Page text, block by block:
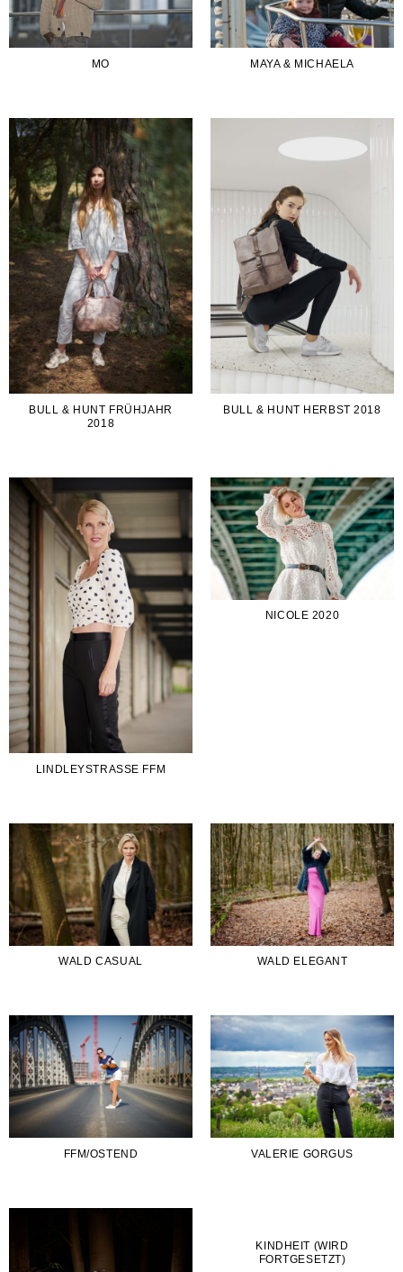
MO MAYA & MICHAELA
BULL & HUNT FRÜHJAHR
2018
BULL & HUNT HERBST 2018
LINDLEYSTRASSE FFM
NICOLE 2020
WALD CASUAL WALD ELEGANT
FFM/OSTEND VALERIE GORGUS
KINDHEIT (WIRD
FORTGESETZT)